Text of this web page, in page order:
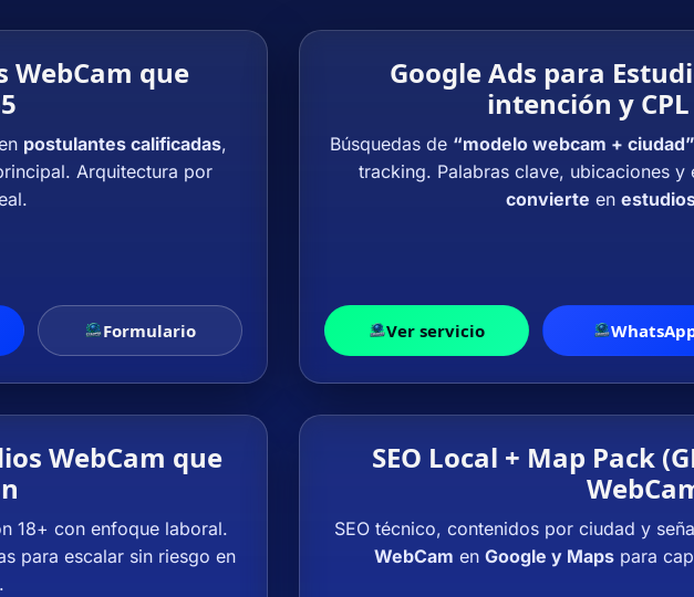
de
WebCam que
postulantes calificadas,
Arquitectura por
Formulario
Google Ads para
intención y
Búsquedas de “modelo webcam + ciudad”
tracking. Palabras clave, ubicaciones y
convierte en
Ver servicio
WebCam que
18+ con enfoque laboral.
para escalar sin riesgo en
.
SEO Local + Map Pack
SEO técnico, contenidos por ciudad y
WebCam en Google y Mapspara